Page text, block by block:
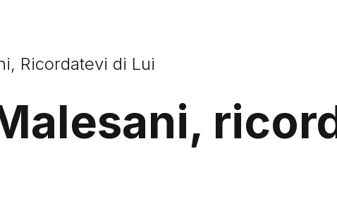
Ricordatevi di Lui